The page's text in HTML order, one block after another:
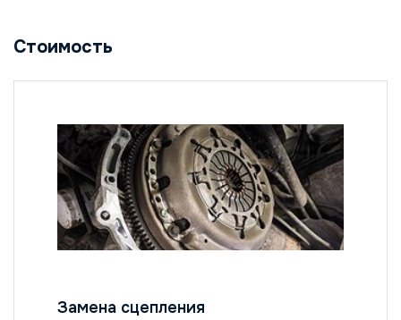
Стоимость
Замена сцепления